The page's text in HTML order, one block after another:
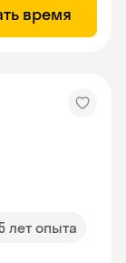
время
лет опыта